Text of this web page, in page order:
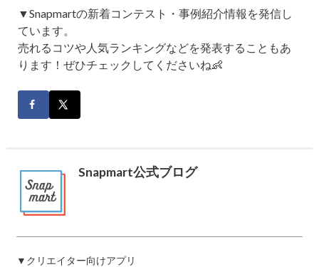
▼Snapmartの新着コンテスト・事例紹介情報を発信し
ています。
売れるコツや人気ランキングなどを発表することもあ
ります！ぜひチェックしてくださいね👶
Snapmart公式ブログ
▼クリエイター向けアプリ